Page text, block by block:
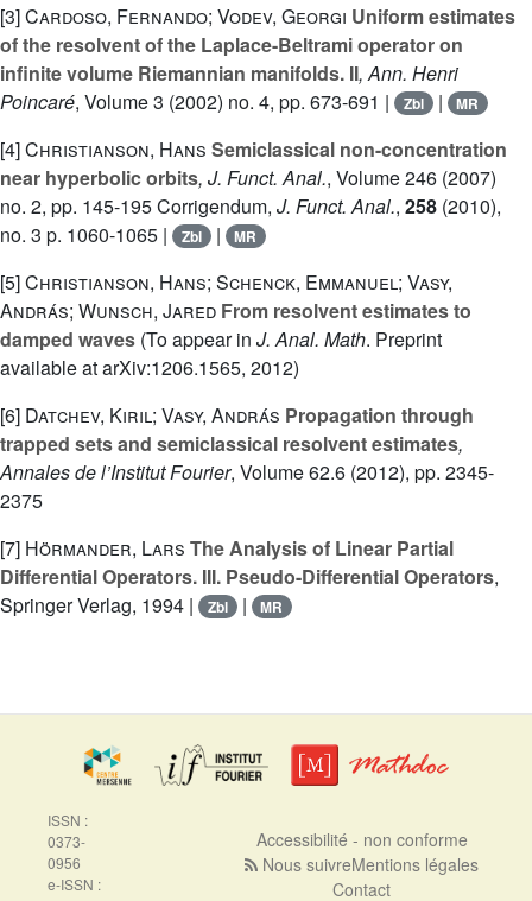
[3]Cardoso, Fernando; Vodev, Georgi Uniform estimates
of the resolvent of the Laplace-Beltrami operator on
infinite volume Riemannian manifolds. II, Ann. Henri
Poincaré, Volume 3 (2002) no. 4, pp. 673-691 | Zbl | MR
[4]Christianson, Hans Semiclassical non-concentration
near hyperbolic orbits, J. Funct. Anal., Volume 246 (2007)
no. 2, pp. 145-195 Corrigendum, J. Funct. Anal., 258 (2010),
no. 3 p. 1060-1065 |
Zbl | MR
[5]Christianson, Hans; Schenck, Emmanuel; Vasy,
András; Wunsch, Jared From resolvent estimates to
damped waves (To appear in J. Anal. Math. Preprint
available at arXiv:1206.1565, 2012)
[6] Datchev, Kiril; Vasy, András Propagation through
trapped sets and semiclassical resolvent estimates,
Annales de l’Institut Fourier, Volume 62.6 (2012), pp. 2345-
2375
[7] Hörmander, Lars The Analysis of Linear Partial
Differential Operators. III. Pseudo-Differential Operators,
Springer Verlag, 1994 |
Zbl | MR
ISSN :
0373-
0956
e-ISSN :
Accessibilité - non conforme
Nous suivreMentions légales
Contact